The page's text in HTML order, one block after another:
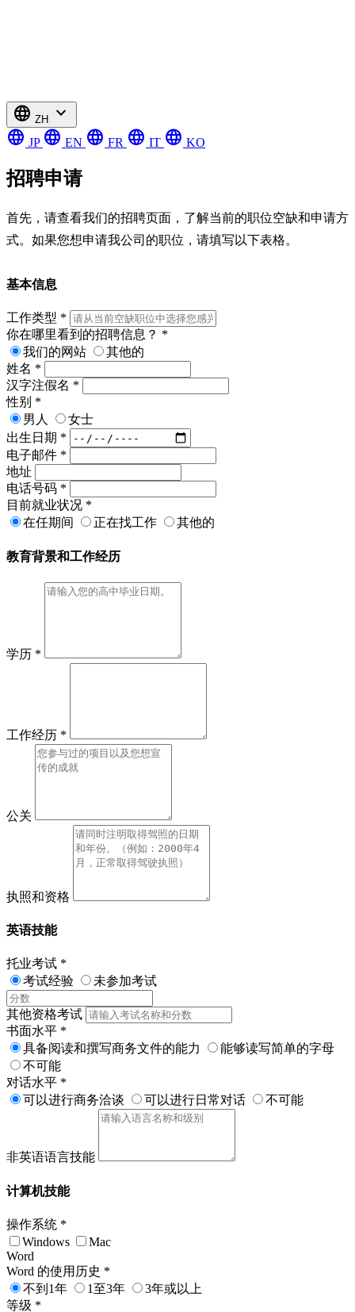
language ZH
expand_more
language JP language EN language FR language IT language KO
招聘申请
首先，请查看我们的招聘页面，了解当前的职位空缺和申请方
式。如果您想申请我公司的职位，请填写以下表格。
基本信息
工作类型 *
你在哪里看到的招聘信息？ *
我们的网站
其他的
姓名 *
汉字注假名 *
性别 *
男人
女士
出生日期 *
电子邮件 *
地址
电话号码 *
目前就业状况 *
在任期间
正在找工作 其他的
教育背景和工作经历
学历 *
工作经历 *
公关
执照和资格
英语技能
托业考试 *
考试经验
未参加考试
其他资格考试
书面水平 *
具备阅读和撰写商务文件的能力
能够读写简单的字母
不可能
对话水平 *
可以进行商务洽谈
可以进行日常对话 不可能
非英语语言技能
计算机技能
操作系统 *
Windows
Mac
Word
Word 的使用历史 *
不到1年
1至3年
3年或以上
等级 *